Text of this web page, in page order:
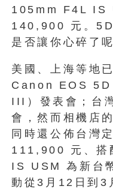
105mm F4L IS
140,900 元。
是否讓你心碎了呢
美國、上海等地
Canon EOS
III）發表會；台
會，然而相機店
同時還公佈台灣
111,900 元、
IS USM 為新台
動從3月12日到3